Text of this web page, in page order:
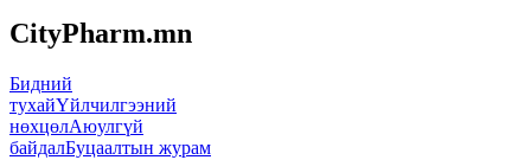
CityPharm.mn
Бидний
тухайҮйлчилгээний
нөхцөлАюулгүй
байдалБуцаалтын журам